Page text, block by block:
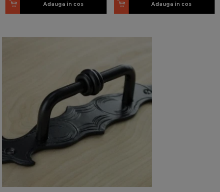
Adauga in cos Adauga in cos